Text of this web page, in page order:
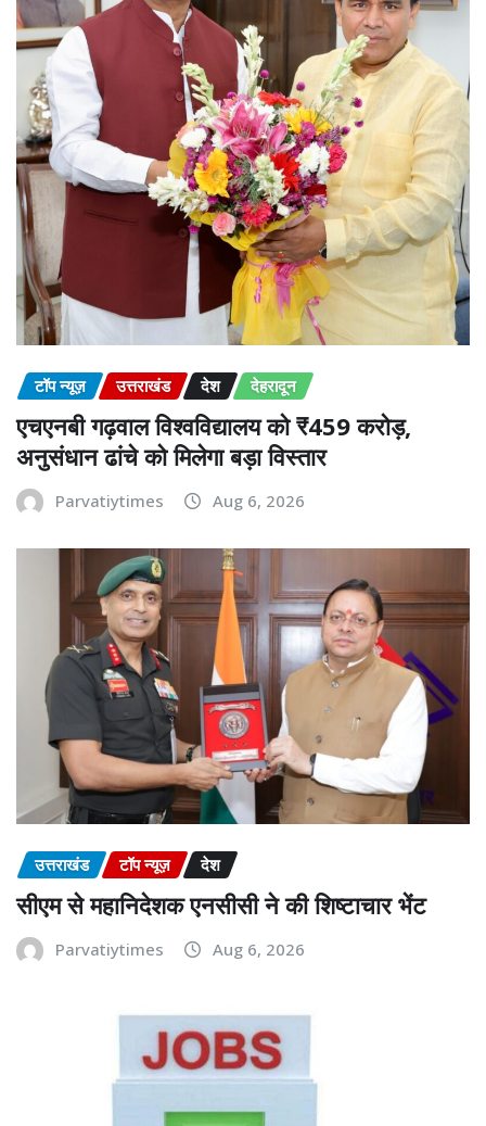
टॉप न्यूज़ उत्तराखंड देश देहरादून
एचएनबी गढ़वाल विश्वविद्यालय को ₹459 करोड़,
अनुसंधान ढांचे को मिलेगा बड़ा विस्तार
Parvatiytimes Aug 6, 2026
उत्तराखंड टॉप न्यूज़ देश
सीएम से महानिदेशक एनसीसी ने की शिष्टाचार भेंट
Parvatiytimes Aug 6, 2026